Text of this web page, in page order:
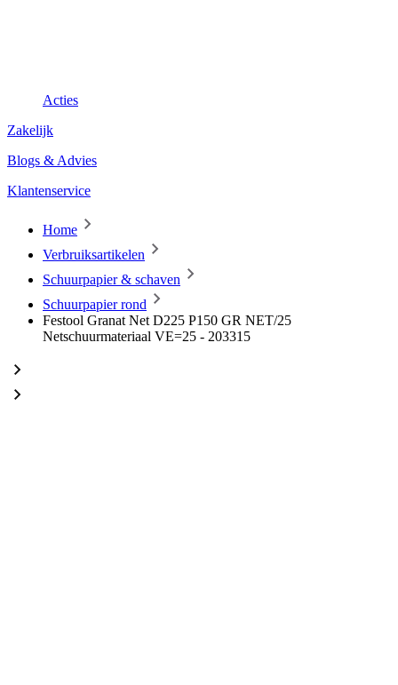
Acties
Zakelijk
Blogs & Advies
Klantenservice
Home
Verbruiksartikelen
Schuurpapier & schaven
Schuurpapier rond
Festool Granat Net D225 P150 GR NET/25
Netschuurmateriaal VE=25 - 203315